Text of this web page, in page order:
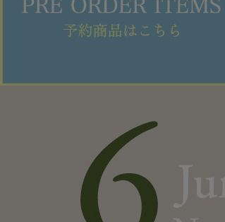
この条件で検索
L'EQUIPE NEW JUNE 2026